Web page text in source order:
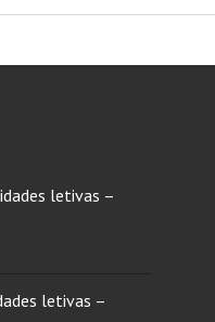
letivas –
letivas –